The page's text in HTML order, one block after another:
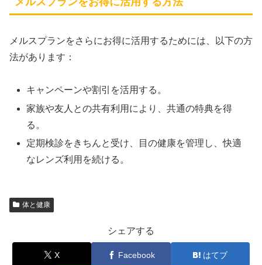
メルスプランをさらにお得に活用するためには、以下の方
法があります：
キャンペーンや割引を活用する。
家族や友人との共有利用により、共通の特典を得
る。
定期検診をきちんと受け、目の健康を管理し、快適
なレンズ利用を続ける。
体と健康
シェアする
X Facebook はてブ